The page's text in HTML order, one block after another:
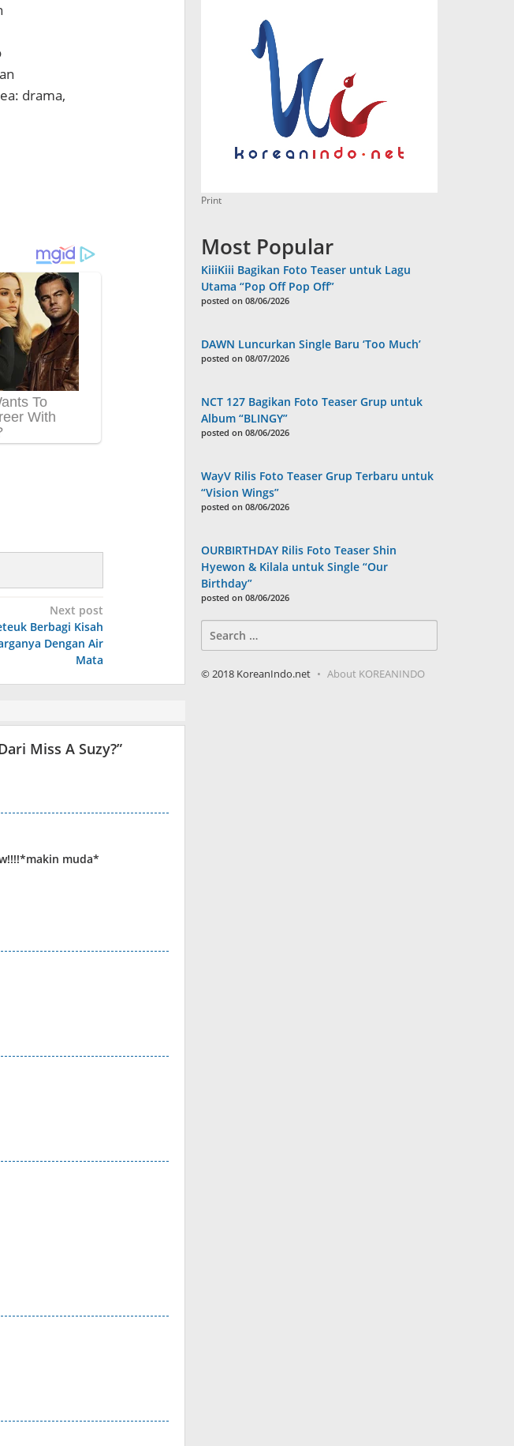
drama,
Next post
Berbagi Kisah
Dengan Air
Mata
Miss A Suzy?”
muda*
Print
Most Popular
KiiiKiii Bagikan Foto Teaser untuk Lagu
Utama “Pop Off Pop Off”
posted on 08/06/2026
DAWN Luncurkan Single Baru ‘Too Much’
posted on 08/07/2026
NCT 127 Bagikan Foto Teaser Grup untuk
Album “BLINGY”
posted on 08/06/2026
WayV Rilis Foto Teaser Grup Terbaru untuk
“Vision Wings”
posted on 08/06/2026
OURBIRTHDAY Rilis Foto Teaser Shin
Hyewon & Kilala untuk Single “Our
Birthday”
posted on 08/06/2026
for:
© 2018 KoreanIndo.net About KOREANINDO